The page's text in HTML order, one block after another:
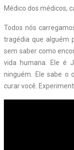
Médico dos médicos,
Todos nós
tragédia que alguém
sem saber como
vida humana. Ele é
ninguém. Ele sabe o
curar você.